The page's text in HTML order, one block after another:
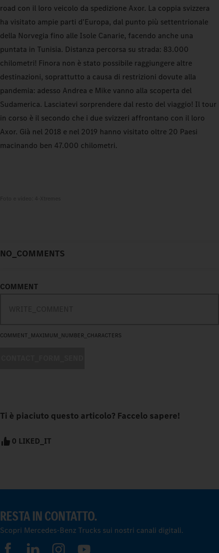
road con il loro veicolo da spedizione Axor. La coppia svizzera
ha visitato ampie parti d'Europa, dal punto più settentrionale
della Norvegia fino alle Isole Canarie, facendo anche una
puntata in Tunisia. Distanza percorsa su strada: 83.000
chilometri! Finora non è stato possibile raggiungere altre
destinazioni, soprattutto a causa di restrizioni dovute alla
pandemia: adesso Andrea e Mike vanno alla scoperta del
Sudamerica. Lasciatevi sorprendere dal resto del viaggio! Il tour
in corso è il secondo che i due svizzeri affrontano con il loro
Axor. Già nel 2018 e nel 2019 hanno visitato oltre 20 Paesi
macinando ben 47.000 chilometri.
NO_COMMENTS
COMMENT
COMMENT_MAXIMUM_NUMBER_CHARACTERS
Ti è piaciuto questo articolo? Faccelo sapere!
0 LIKED_IT
RESTA IN CONTATTO.
Scopri Mercedes-Benz Trucks sui nostri canali digitali.